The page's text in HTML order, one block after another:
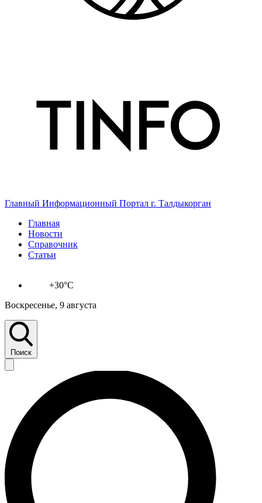
Главный Информационный Портал г. Талдыкорган
Главная
Новости
Справочник
Статьи
+30°C
Воскресенье, 9 августа
Поиск